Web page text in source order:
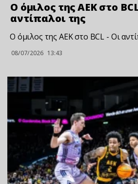
Ο όμιλος της ΑΕΚ στο
αντίπαλοι της
Ο όμιλος της ΑΕΚ στο BCL - Οι
08/07/2026 13:43